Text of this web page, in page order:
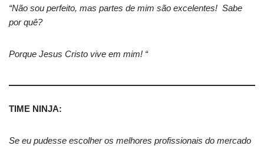
“Não sou perfeito, mas partes de mim são excelentes! Sabe
por quê?
Porque Jesus Cristo vive em mim! “
TIME NINJA:
Se eu pudesse escolher os melhores profissionais do mercado